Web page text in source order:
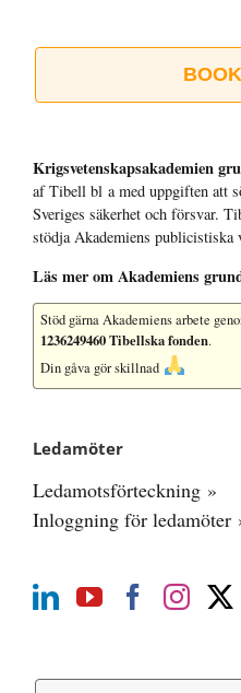
Krigsvetenskap­sakademien
af Tibell bl a med uppgiften att
Sveriges säkerhet och försvar.
stödja Akademiens publicistiska
Läs mer om Akademiens
Stöd gärna Akademiens arbete
1236249460 Tibellska fonden.
Din gåva gör skillnad
Ledamöter
Ledamotsförteckning »
Inloggning för ledamöter